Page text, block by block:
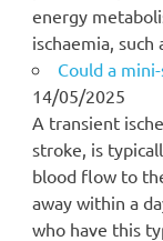
energy
ischaemia, such
Could a
14/05/2025
A transient
stroke, is
blood flow to
away within a
who have this